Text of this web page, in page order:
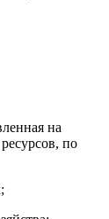
на
по